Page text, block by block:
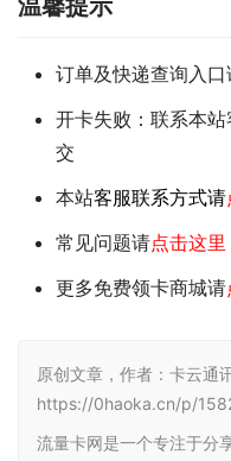
温馨提示
订单及快递查询入口
开卡失败：联系本
交
本站客服联系方式请
常见问题请点击这里
更多免费领卡商城请
原创文章，作者：卡云通
https://0haoka.cn/p/
流量卡网是一个专注于分